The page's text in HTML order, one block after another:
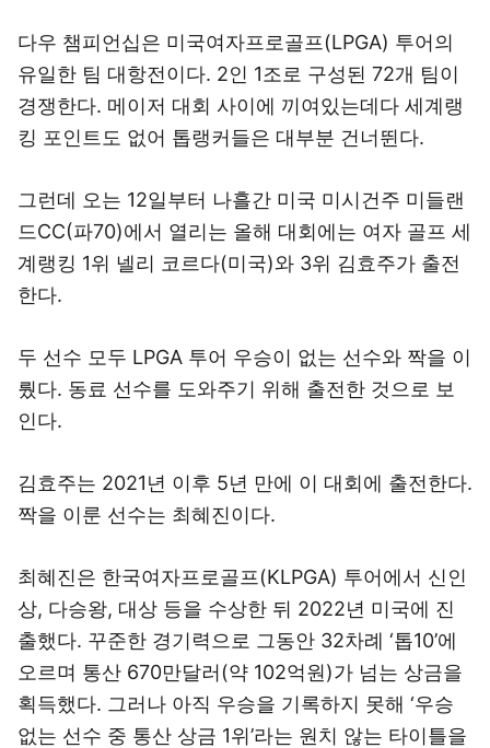
다우 챔피언십은 미국여자프로골프(LPGA) 투어의
유일한 팀 대항전이다. 2인 1조로 구성된 72개 팀이
경쟁한다. 메이저 대회 사이에 끼여있는데다 세계랭
킹 포인트도 없어 톱랭커들은 대부분 건너뛴다.
그런데 오는 12일부터 나흘간 미국 미시건주 미들랜
드CC(파70)에서 열리는 올해 대회에는 여자 골프 세
계랭킹 1위 넬리 코르다(미국)와 3위 김효주가 출전
한다.
두 선수 모두 LPGA 투어 우승이 없는 선수와 짝을 이
뤘다. 동료 선수를 도와주기 위해 출전한 것으로 보
인다.
김효주는 2021년 이후 5년 만에 이 대회에 출전한다.
짝을 이룬 선수는 최혜진이다.
최혜진은 한국여자프로골프(KLPGA) 투어에서 신인
상, 다승왕, 대상 등을 수상한 뒤 2022년 미국에 진
출했다. 꾸준한 경기력으로 그동안 32차례 ‘톱10’에
오르며 통산 670만달러(약 102억원)가 넘는 상금을
획득했다. 그러나 아직 우승을 기록하지 못해 ‘우승
없는 선수 중 통산 상금 1위’라는 원치 않는 타이틀을